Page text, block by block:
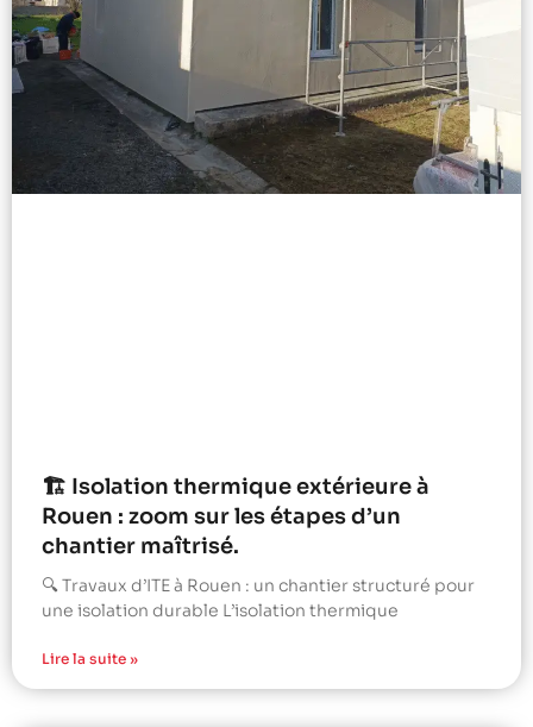
🏗️ Isolation thermique extérieure à
Rouen : zoom sur les étapes d’un
chantier maîtrisé.
🔍 Travaux d’ITE à Rouen : un chantier structuré pour
une isolation durable L’isolation thermique
Lire la suite »